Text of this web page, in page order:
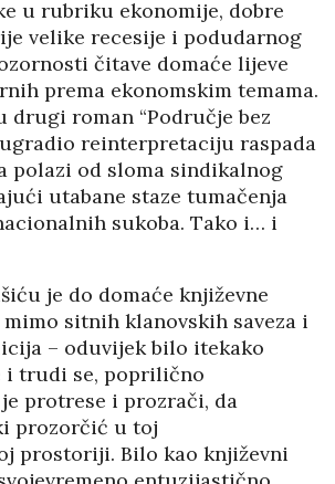
u rubriku ekonomije, dobre
velike recesije i podudarnog
čitave domaće lijeve
prema ekonomskim temama.
drugi roman “Područje bez
ugradio reinterpretaciju raspada
polazi od sloma sindikalnog
utabane staze tumačenja
sukoba. Tako i… i
je do domaće književne
mimo sitnih klanovskih saveza i
– oduvijek bilo itekako
i trudi se, poprilično
protrese i prozrači, da
prozorčić u toj
prostoriji. Bilo kao književni